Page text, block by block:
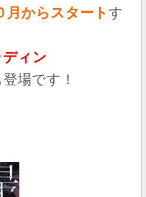
月からスタートす
ィン
場です！